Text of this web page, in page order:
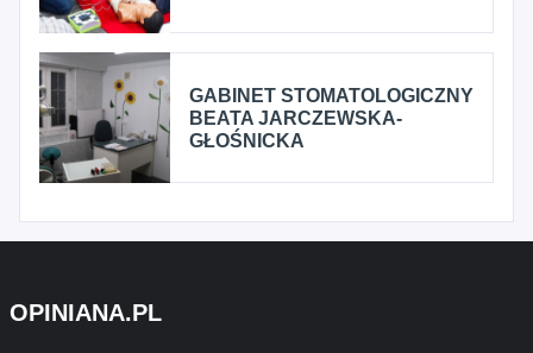
GABINET STOMATOLOGICZNY
BEATA JARCZEWSKA-
GŁOŚNICKA
OPINIANA.PL